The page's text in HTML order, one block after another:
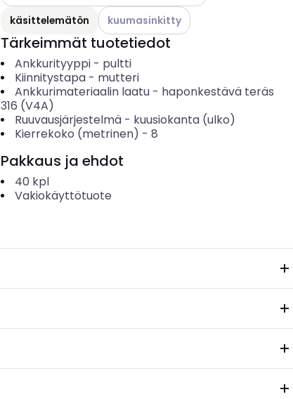
käsittelemätön
Katso käytettävissä olevat vaihtoehdot
kuumasinkitty
Tärkeimmät tuotetiedot
Ankkurityyppi- pultti
Kiinnitystapa- mutteri
Ankkurimateriaalin laatu- haponkestävä teräs
316 (V4A)
Ruuvausjärjestelmä- kuusiokanta (ulko)
Kierrekoko (metrinen) - 8
Pakkaus ja ehdot
40 kpl
Vakiokäyttötuote